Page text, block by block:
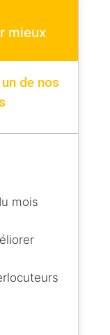
mieux
de nos
mois